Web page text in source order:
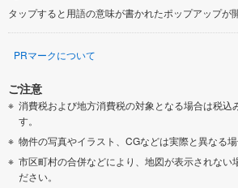
タップすると用語の意味が書かれたポップアップが
PRマークについて
ご注意
消費税および地方消費税の対象となる場合は税込
す。
物件の写真やイラスト、CGなどは実際と異なる場
市区町村の合併などにより、地図が表示されない
ださい。